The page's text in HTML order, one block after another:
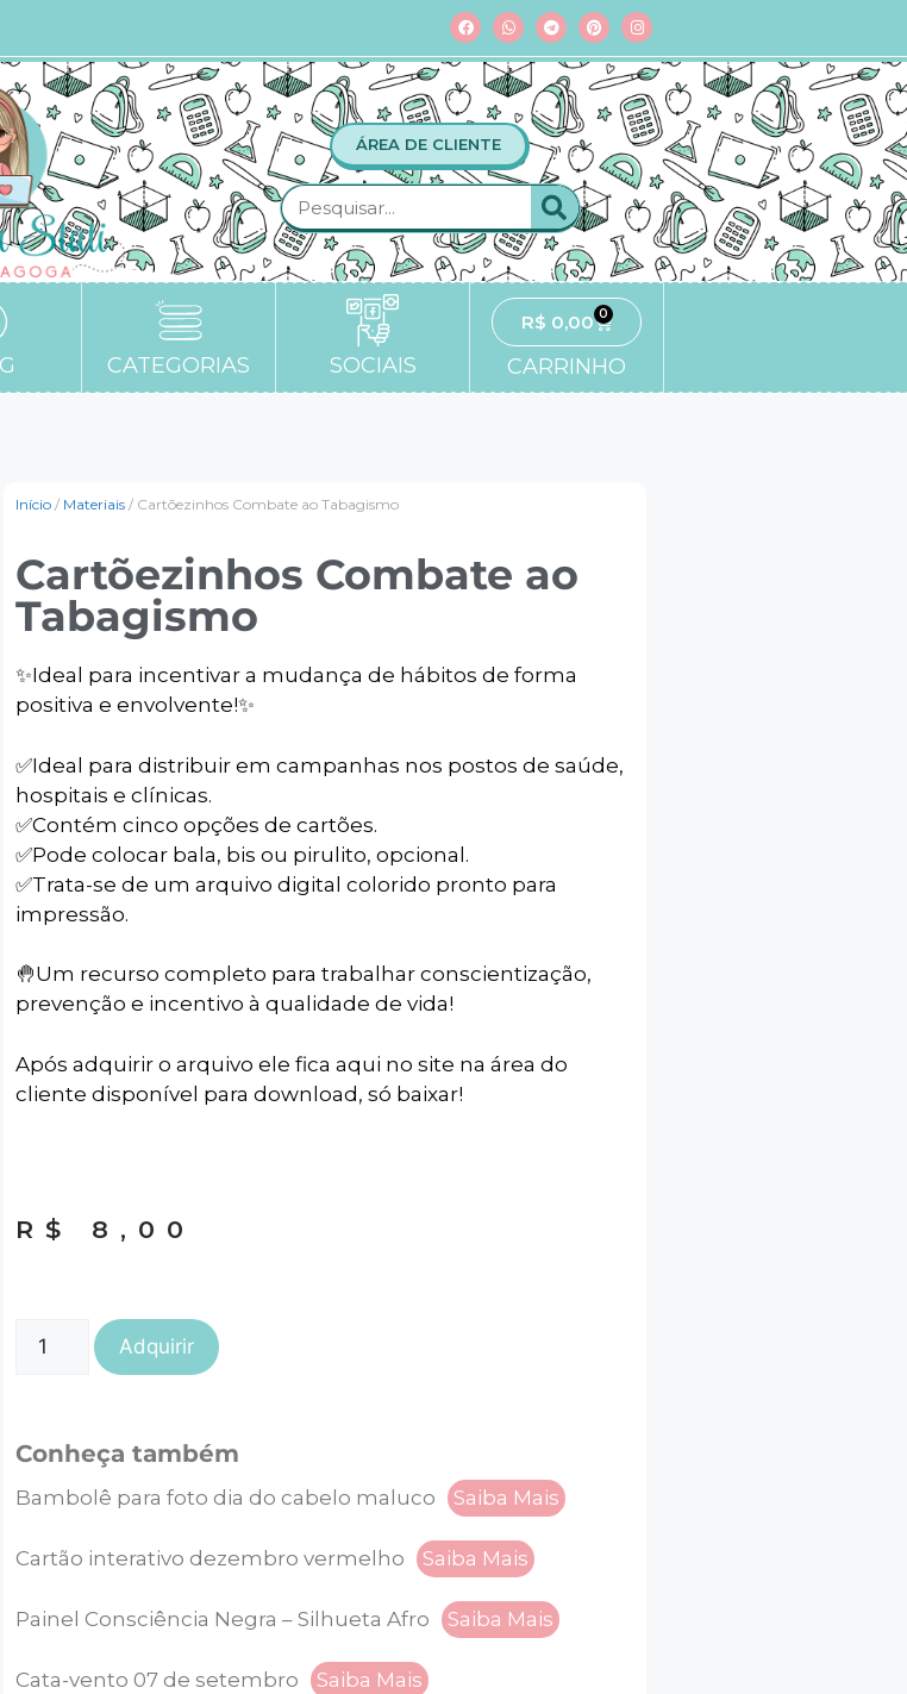
ÁREA DE CLIENTE
CATEGORIAS SOCIAIS
R$ 0,00 0
CARRINHO
Início / Materiais / Cartõezinhos Combate ao Tabagismo
Cartõezinhos Combate ao
Tabagismo
✨️Ideal para incentivar a mudança de hábitos de forma
positiva e envolvente!✨️
✅️Ideal para distribuir em campanhas nos postos de saúde,
hospitais e clínicas.
✅️Contém cinco opções de cartões.
✅️Pode colocar bala, bis ou pirulito, opcional.
✅️Trata-se de um arquivo digital colorido pronto para
impressão.
🤚Um recurso completo para trabalhar conscientização,
prevenção e incentivo à qualidade de vida!
Após adquirir o arquivo ele fica aqui no site na área do
cliente disponível para download, só baixar!
R$ 8,00
Adquirir
Conheça também
Bambolê para foto dia do cabelo maluco Saiba Mais
Cartão interativo dezembro vermelho Saiba Mais
Painel Consciência Negra – Silhueta Afro Saiba Mais
Cata-vento 07 de setembro Saiba Mais